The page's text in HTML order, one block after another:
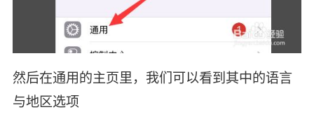
然后在通用的主页里，我们可以看到其中的语言
与地区选项